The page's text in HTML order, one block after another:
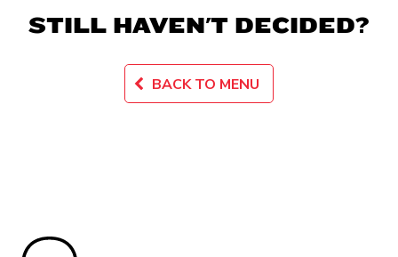
STILL HAVEN'T DECIDED?
BACK TO MENU